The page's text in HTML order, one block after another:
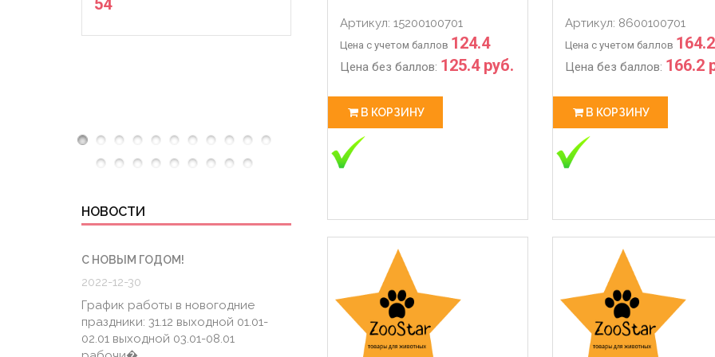
54
НОВОСТИ
С НОВЫМ ГОДОМ!
2022-12-30
График работы в новогодние
праздники: 31.12 выходной 01.01-
02.01 выходной 03.01-08.01
ГРАФИК РАБОТЫ С 28.03 ПО 06.04
График работы магазина с 28.03 по
6.04 Колл-центр работает в
штатном режиме по график
ЖДЕМ ВАС В НАШЕМ
2020-03-14
💥💥💥Магазин-склад Ждем
покупками для Ваших
Адрес : Л�
Артикул: 15200100701
Цена с учетом баллов 124.4
Цена без баллов: 125.4 руб.
В КОРЗИНУ
Артикул: 8600100701
Цена с учетом баллов 164.2
Цена без баллов: 166.2
В КОРЗИНУ